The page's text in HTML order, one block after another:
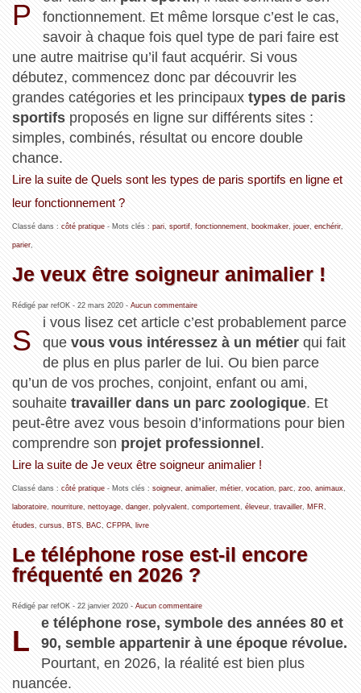
P
fonctionnement. Et même lorsque c’est le cas,
savoir à chaque fois quel type de pari faire est
une autre maitrise qu’il faut acquérir. Si vous
débutez, commencez donc par découvrir les
grandes catégories et les principaux types de paris
sportifsproposés en ligne sur différents sites :
simples, combinés, résultat ou encore double
chance.
Lire la suite de Quels sont les types de paris sportifs en ligne et
leur fonctionnement ?
Classé dans : côté pratique- Mots clés : pari, sportif, fonctionnement, bookmaker, jouer, enchérir,
parier,
Je veux être soigneur animalier !
Rédigé par refOK - 22 mars 2020- Aucun commentaire
S
i vous lisez cet article c’est probablement parce
quevous vous intéressez à un métier qui fait
de plus en plus parler de lui. Ou bien parce
qu’un de vos proches, conjoint, enfant ou ami,
souhaite travailler dans un parc zoologique. Et
peut-être avez vous besoin d’informations pour bien
comprendre son projet professionnel .
Lire la suite de Je veux être soigneur animalier !
Classé dans : côté pratique- Mots clés : soigneur, animalier, métier, vocation, parc, zoo, animaux,
laboratoire, nourriture, nettoyage, danger, polyvalent, comportement, éleveur, travailler, MFR,
études, cursus, BTS, BAC, CFPPA, livre
Le téléphone rose est‑il encore
fréquenté en 2026 ?
Rédigé par refOK - 22 janvier 2020- Aucun commentaire
L
e téléphone rose, symbole des années 80 et
90, semble appartenir à une époque révolue.
Pourtant, en 2026, la réalité est bien plus
nuancée.